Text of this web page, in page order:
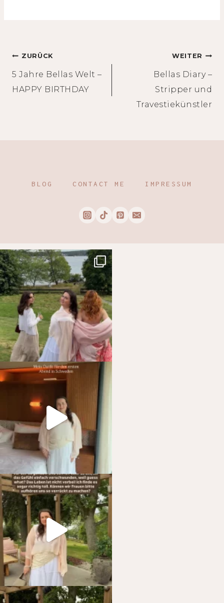
Beitragsnavigation
ZURÜCK
5 Jahre Bellas Welt –
HAPPY BIRTHDAY
WEITER
Bellas Diary –
Stripper und
Travestiekünstler
BLOG CONTACT ME IMPRESSUM